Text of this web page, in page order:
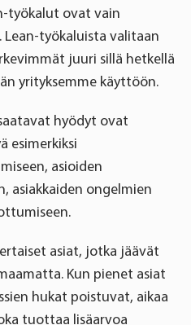
työkalut ovat vain
työkaluista valitaan
juuri sillä hetkellä
yrityksemme käyttöön.
hyödyt ovat
esimerkiksi
asioiden
asiakkaiden ongelmien
asiat, jotka jäävät
Kun pienet asiat
hukat poistuvat, aikaa
tuottaa lisäarvoa